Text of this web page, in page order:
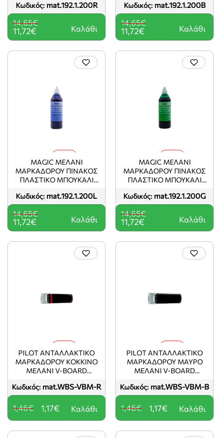
Κωδικός: mat.192.1.200R
11,72€
14,65€
Καλάθι
Κωδικός: mat.192.1.200B
11,72€
14,65€
Καλάθι
Κωδικός: mat.192.1.200L
MAGIC ΜΕΛΑΝΙ
ΜΑΡΚΑΔΟΡΟΥ ΠΙΝΑΚΟΣ
ΠΛΑΣΤΙΚΟ ΜΠΟΥΚΑΛΙ
11,72€
14,65€
Καλάθι
Κωδικός: mat.192.1.200G
MAGIC ΜΕΛΑΝΙ
ΜΑΡΚΑΔΟΡΟΥ ΠΙΝΑΚΟΣ
ΠΛΑΣΤΙΚΟ ΜΠΟΥΚΑΛΙ
11,72€
14,65€
Καλάθι
Κωδικός: mat.WBS-VBM-R
PILOT ΑΝΤΑΛΛΑΚΤΙΚΟ
ΜΑΡΚΑΔΟΡΟΥ ΚΟΚΚΙΝΟ
ΜΕΛΑΝΙ V-BOARD
ΠΩΛΕΊΤΑΙ ΣΕ
ΜΕΜΟΝΩΜΈΝΑ ΤΕΜΆΧΙΑ
ΤΟΥ ΕΝΌΣ)
1,17€
1,46€ Καλάθι
Κωδικός: mat.WBS-VBM-B
PILOT ΑΝΤΑΛΛΑΚΤΙΚΟ
ΜΑΡΚΑΔΟΡΟΥ ΜΑΥΡΟ
ΜΕΛΑΝΙ V-BOARD
ΠΩΛΕΊΤΑΙ ΣΕ
ΜΕΜΟΝΩΜΈΝΑ ΤΕΜΆΧΙΑ
ΤΟΥ ΕΝΌΣ)
1,17€
1,46€ Καλάθι